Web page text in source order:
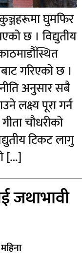
घुमफिर
छ । विद्युतीय
गरिएको छ ।
अनुसार सबै
लक्ष्य पूरा गर्न
चौधरीको
टिकट लागु
[…]
जथाभावी